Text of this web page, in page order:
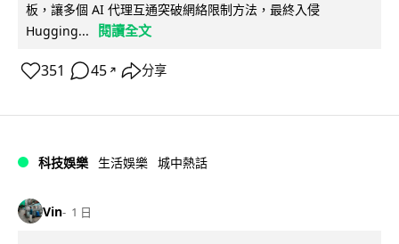
板，讓多個 AI 代理互通突破網絡限制方法，最終入侵
Hugging...
閱讀全文
351 45 ↗ 分享
科技娛樂 生活娛樂 城中熱話
Vin 1 日